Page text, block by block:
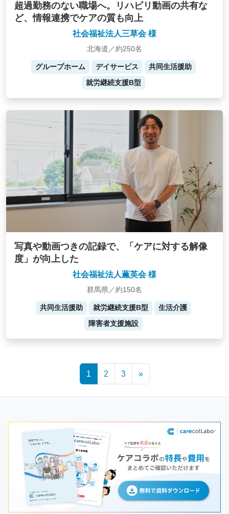
超過勤務のない職場へ。リハビリ動画の共有な
ど、情報連携でケアの質も向上
社会福祉法人三草会 様
北海道／約250名
グループホーム デイサービス
共同生活援助
就労継続支援B型
写真や動画つきの記録で、「ケアに対する解像
度」が向上した
社会福祉法人薫英会 様
群馬県／約150名
共同生活援助 就労継続支援B型
生活介護
障害者支援施設
1 2 3 »